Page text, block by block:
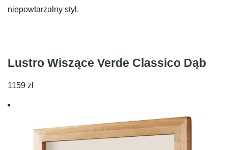
niepowtarzalny styl.
Lustro Wiszące Verde Classico Dąb
1159 zł